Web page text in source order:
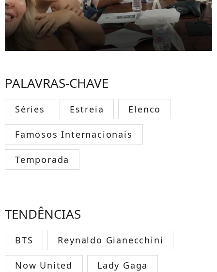
PALAVRAS-CHAVE
Séries Estreia Elenco
Famosos Internacionais
Temporada
TENDÊNCIAS
BTS Reynaldo Gianecchini
Now United Lady Gaga